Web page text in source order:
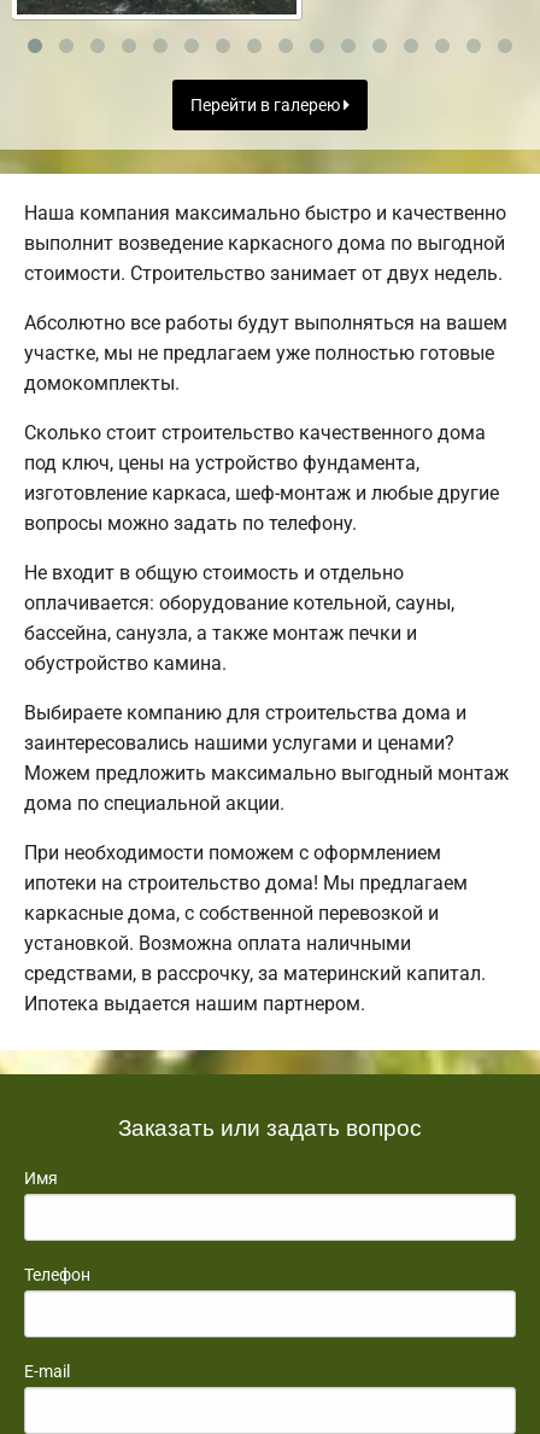
Перейти в галерею
Наша компания максимально быстро и качественно
выполнит возведение каркасного дома по выгодной
стоимости. Строительство занимает от двух недель.
Абсолютно все работы будут выполняться на вашем
участке, мы не предлагаем уже полностью готовые
домокомплекты.
Сколько стоит строительство качественного дома
под ключ, цены на устройство фундамента,
изготовление каркаса, шеф-монтаж и любые другие
вопросы можно задать по телефону.
Не входит в общую стоимость и отдельно
оплачивается: оборудование котельной, сауны,
бассейна, санузла, а также монтаж печки и
обустройство камина.
Выбираете компанию для строительства дома и
заинтересовались нашими услугами и ценами?
Можем предложить максимально выгодный монтаж
дома по специальной акции.
При необходимости поможем с оформлением
ипотеки на строительство дома! Мы предлагаем
каркасные дома, с собственной перевозкой и
установкой. Возможна оплата наличными
средствами, в рассрочку, за материнский капитал.
Ипотека выдается нашим партнером.
Заказать или задать вопрос
Имя
Телефон
E-mail